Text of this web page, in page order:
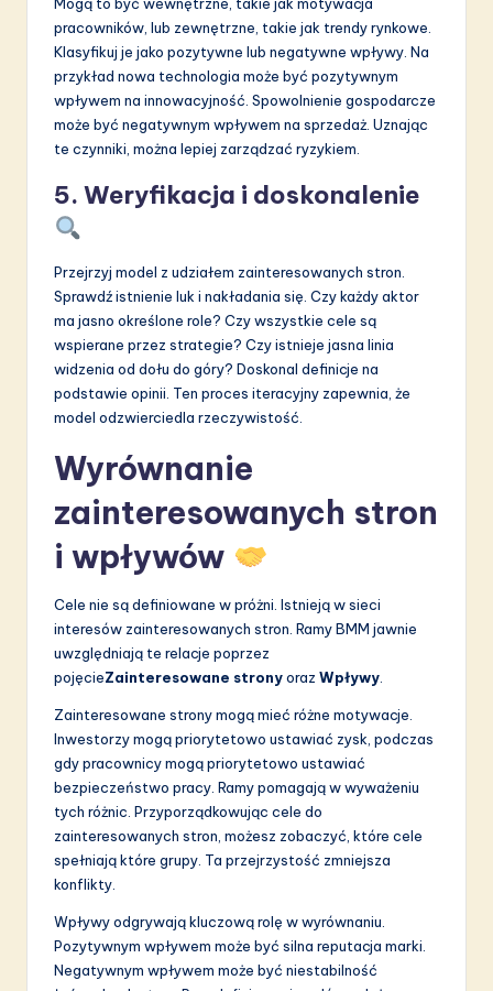
pracowników, lub zewnętrzne, takie jak trendy rynkowe.
Klasyfikuj je jako pozytywne lub negatywne wpływy. Na
przykład nowa technologia może być pozytywnym
wpływem na innowacyjność. Spowolnienie gospodarcze
może być negatywnym wpływem na sprzedaż. Uznając
te czynniki, można lepiej zarządzać ryzykiem.
5. Weryfikacja i doskonalenie
Przejrzyj model z udziałem zainteresowanych stron.
Sprawdź istnienie luk i nakładania się. Czy każdy aktor
ma jasno określone role? Czy wszystkie cele są
wspierane przez strategie? Czy istnieje jasna linia
widzenia od dołu do góry? Doskonal definicje na
podstawie opinii. Ten proces iteracyjny zapewnia, że
model odzwierciedla rzeczywistość.
Wyrównanie
zainteresowanych stron
i wpływów
Cele nie są definiowane w próżni. Istnieją w sieci
interesów zainteresowanych stron. Ramy BMM jawnie
uwzględniają te relacje poprzez
pojęcieZainteresowane stronyoraz Wpływy
Zainteresowane strony mogą mieć różne motywacje.
Inwestorzy mogą priorytetowo ustawiać zysk, podczas
gdy pracownicy mogą priorytetowo ustawiać
bezpieczeństwo pracy. Ramy pomagają w wyważeniu
tych różnic. Przyporządkowując cele do
zainteresowanych stron, możesz zobaczyć, które cele
spełniają które grupy. Ta przejrzystość zmniejsza
konflikty.
Wpływy odgrywają kluczową rolę w wyrównaniu.
Pozytywnym wpływem może być silna reputacja marki.
Negatywnym wpływem może być niestabilność